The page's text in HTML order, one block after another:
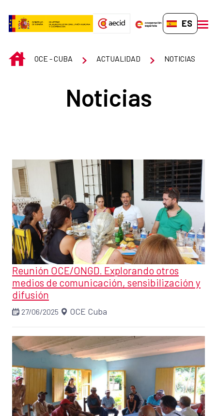
ES-ES
INICIOOCE - CUBA ACTUALIDAD NOTICIAS
Noticias
Reunión OCE/ONGD. Explorando otros
medios de comunicación, sensibilización y
difusión
27/06/2025 OCE Cuba